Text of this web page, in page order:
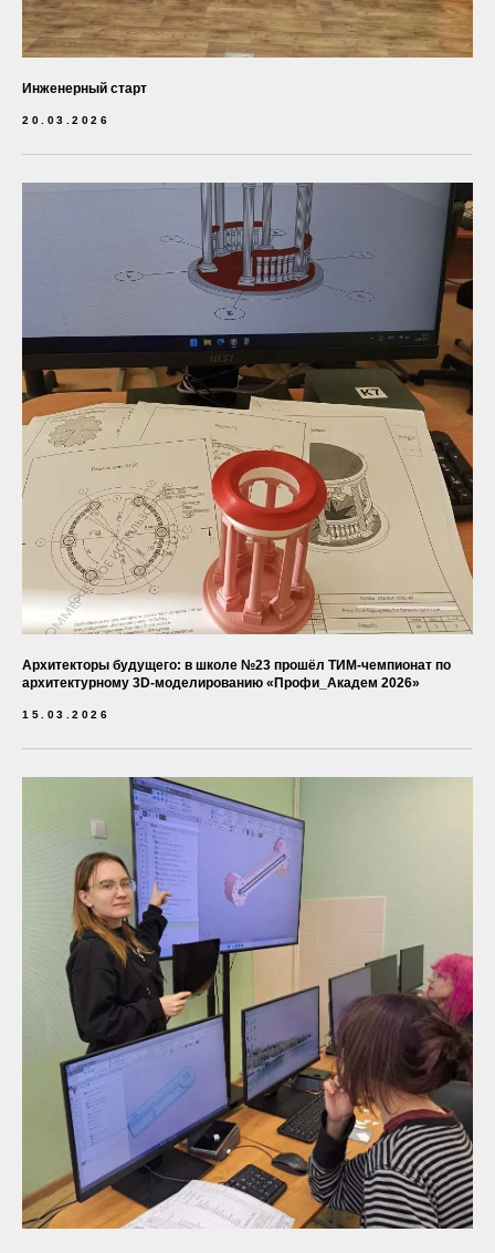
Инженерный старт
20.03.2026
Архитекторы будущего: в школе №23 прошёл ТИМ-чемпионат по
архитектурному 3D-моделированию «Профи_Академ 2026»
15.03.2026
Адрес: Технопарк высоких технологий
Свердловской области
«Университетский» г. Екатеринбург, ул.
Конструкторов 5 оф. 1143
MLABSPRO@MAIL.RU
Присоединяйтесь к нам в соцсетях:
Политика обработки персональных данных
Согласие на обработку персональных
© М-ЛАБС 2017-2024.
Все права защищены
Главная
Проекты
О нас
Наши эксперты
Документы
Летний лагерь